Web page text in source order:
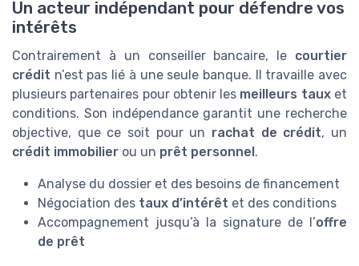
Un acteur indépendant pour défendre vos
intérêts
Contrairement à un conseiller bancaire, le courtier
crédit n’est pas lié à une seule banque. Il travaille avec
plusieurs partenaires pour obtenir les meilleurs tauxet
conditions. Son indépendance garantit une recherche
objective, que ce soit pour un rachat de crédit, un
crédit immobilier ou un prêt personnel .
Analyse du dossier et des besoins de financement
Négociation des taux d’intérêt et des conditions
Accompagnement jusqu’à la signature de l’offre
de prêt